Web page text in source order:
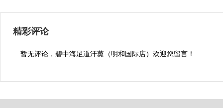
精彩评论
暂无评论，碧中海足道汗蒸（明和国际店）欢迎您留言！